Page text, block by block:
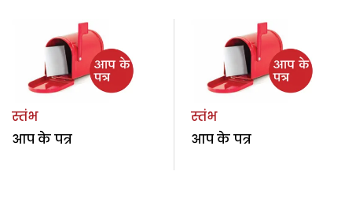
स्तंभ
आप के पत्र
स्तंभ
आप के पत्र